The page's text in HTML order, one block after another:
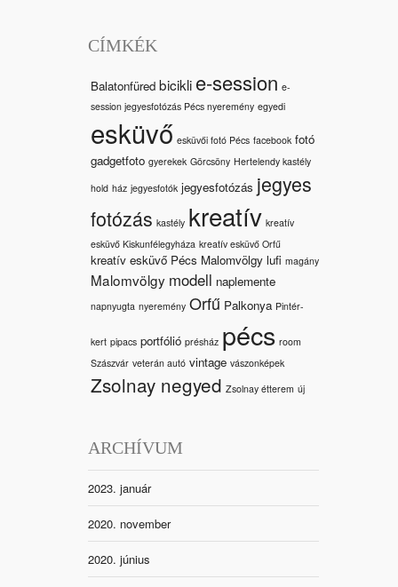
CÍMKÉK
Balatonfüred bicikli e-session e-
session jegyesfotózás Pécs nyeremény egyedi
esküvő esküvői fotó Pécs facebook fotó
gadgetfoto gyerekek Görcsöny Hertelendy kastély
hold ház jegyesfotók jegyesfotózás jegyes
fotózás kastély kreatív kreatív
esküvő Kiskunfélegyháza kreatív esküvő Orfű
kreatív esküvő Pécs Malomvölgy lufi magány
Malomvölgy modell naplemente
napnyugta nyeremény Orfű Palkonya Pintér-
kert pipacs portfólió présház pécs room
Szászvár veterán autó vintage vászonképek
Zsolnay negyed Zsolnay étterem új
ARCHÍVUM
2023. január
2020. november
2020. június